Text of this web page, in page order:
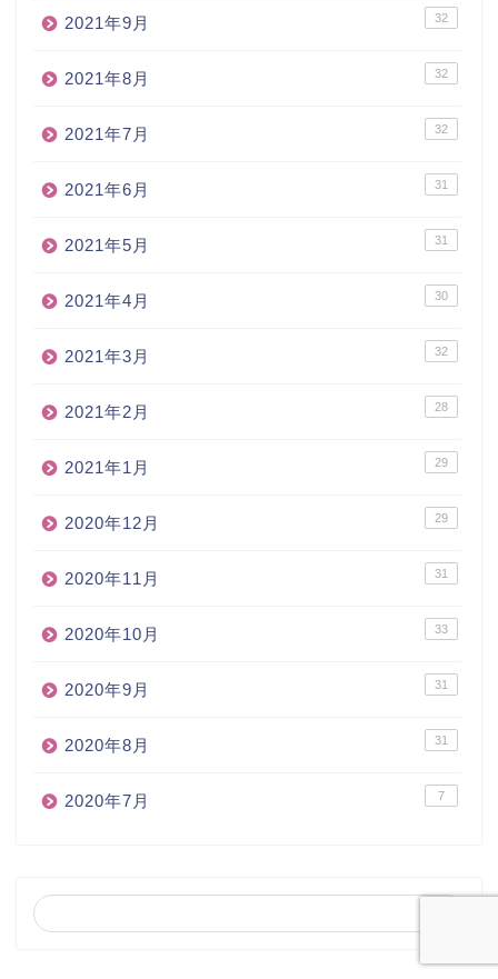
2021年9月 32
2021年8月 32
2021年7月 32
2021年6月 31
2021年5月 31
2021年4月 30
2021年3月 32
2021年2月 28
2021年1月 29
2020年12月 29
2020年11月 31
2020年10月 33
2020年9月 31
2020年8月 31
2020年7月 7